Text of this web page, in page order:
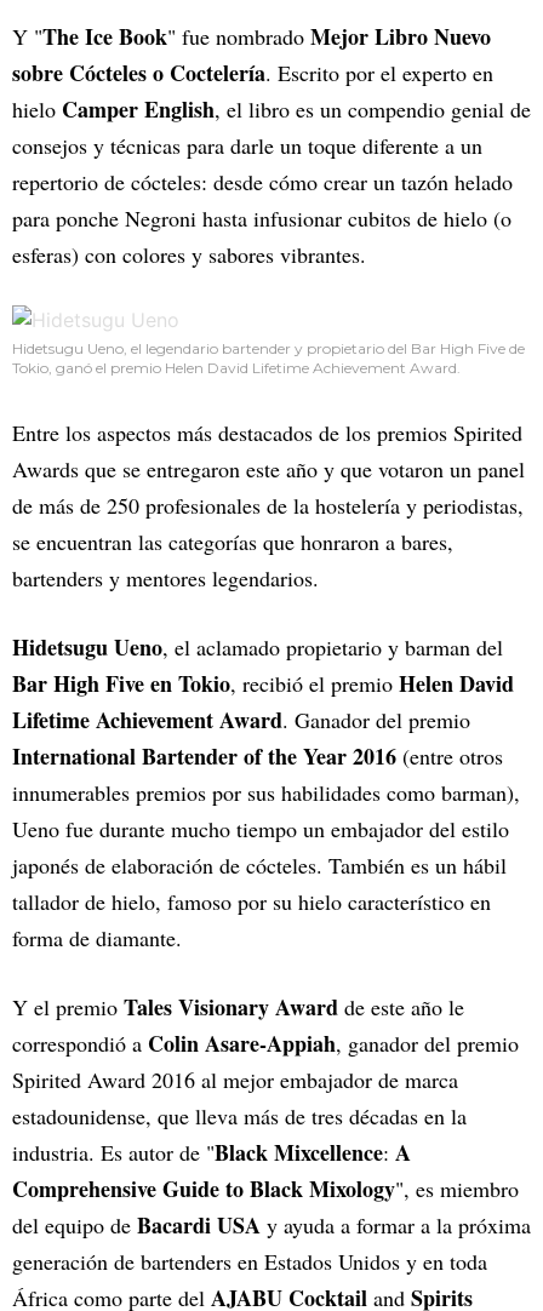
Y "The Ice Book" fue nombrado Mejor Libro Nuevo
sobre Cócteles o Coctelería. Escrito por el experto en
hielo Camper English, el libro es un compendio genial de
consejos y técnicas para darle un toque diferente a un
repertorio de cócteles: desde cómo crear un tazón helado
para ponche Negroni hasta infusionar cubitos de hielo (o
esferas) con colores y sabores vibrantes.
Hidetsugu Ueno, el legendario bartender y propietario del Bar High Five de
Tokio, ganó el premio Helen David Lifetime Achievement Award.
Entre los aspectos más destacados de los premios Spirited
Awards que se entregaron este año y que votaron un panel
de más de 250 profesionales de la hostelería y periodistas,
se encuentran las categorías que honraron a bares,
bartenders y mentores legendarios.
Hidetsugu Ueno, el aclamado propietario y barman del
Bar High Five en Tokio, recibió el premio Helen David
Lifetime Achievement Award. Ganador del premio
International Bartender of the Year 2016 (entre otros
innumerables premios por sus habilidades como barman),
Ueno fue durante mucho tiempo un embajador del estilo
japonés de elaboración de cócteles. También es un hábil
tallador de hielo, famoso por su hielo característico en
forma de diamante.
Y el premio Tales Visionary Award de este año le
correspondió a Colin Asare-Appiah, ganador del premio
Spirited Award 2016 al mejor embajador de marca
estadounidense, que lleva más de tres décadas en la
industria. Es autor de "Black Mixcellence: A
Comprehensive Guide to Black Mixology", es miembro
del equipo de Bacardi USA y ayuda a formar a la próxima
generación de bartenders en Estados Unidos y en toda
África como parte del AJABU Cocktail and Spirits